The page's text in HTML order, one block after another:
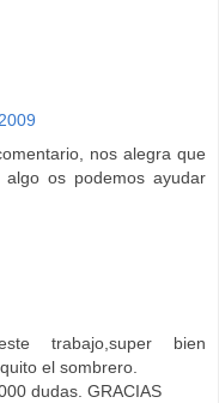
nos alegra que
os podemos ayudar
trabajo,super bien
el sombrero.
dudas. GRACIAS